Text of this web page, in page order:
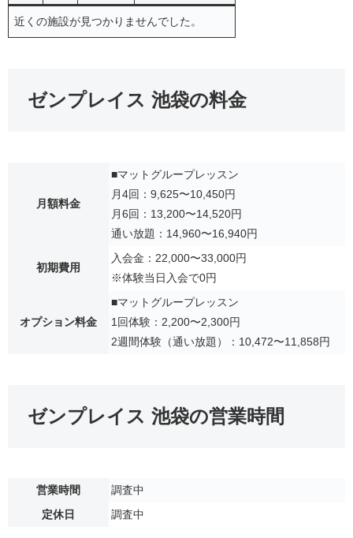
近くの施設が見つかりませんでした。
ゼンプレイス 池袋の料金
月額料金
■マットグループレッスン
月4回：9,625〜10,450円
月6回：13,200〜14,520円
通い放題：14,960〜16,940円
初期費用
入会金：22,000〜33,000円
※体験当日入会で0円
オプション料金
■マットグループレッスン
1回体験：2,200〜2,300円
2週間体験（通い放題）：10,472〜11,858円
ゼンプレイス 池袋の営業時間
営業時間
調査中
定休日
調査中